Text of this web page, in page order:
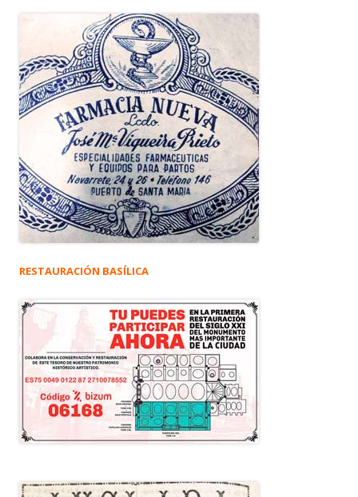
RESTAURACIÓN BASÍLICA